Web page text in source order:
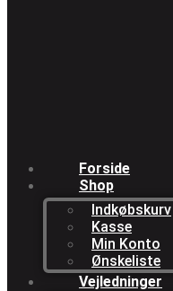
Forside
Shop
Indkøbskurv
Kasse
Min Konto
Ønskeliste
Vejledninger